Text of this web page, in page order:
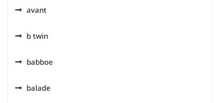
avant
b twin
babboe
balade